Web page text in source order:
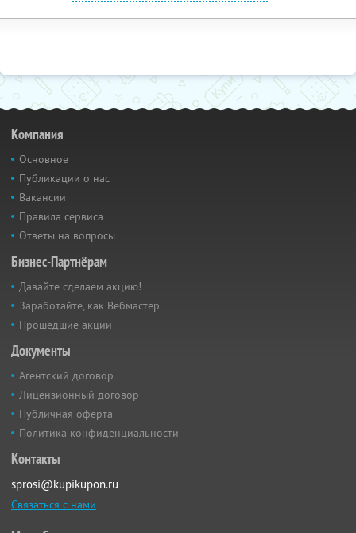
Компания
Основное
Публикации о нас
Вакансии
Правила сервиса
Ответы на вопросы
Бизнес-Партнёрам
Давайте сделаем акцию!
Заработайте, как Вебмастер
Прошедшие акции
Документы
Агентский договор
Лицензионный договор
Публичная оферта
Политика конфиденциальности
Контакты
sprosi@kupikupon.ru
Связаться с нами